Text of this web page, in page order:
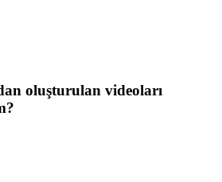
oluşturulan videoları